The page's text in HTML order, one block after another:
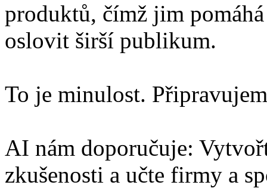
produktů, čímž jim
oslovit širší publikum.
To je minulost.
AI nám doporučuje:
zkušenosti a učte firmy a